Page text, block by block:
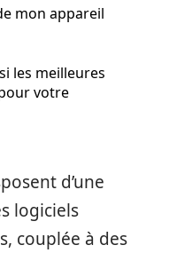
mon appareil
les meilleures
votre
d’une
logiciels
couplée à des